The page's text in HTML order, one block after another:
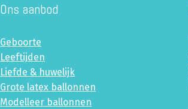
Ons aanbod
Geboorte
Leeftijden
Liefde & huwelijk
Grote latex ballonnen
Modelleer ballonnen